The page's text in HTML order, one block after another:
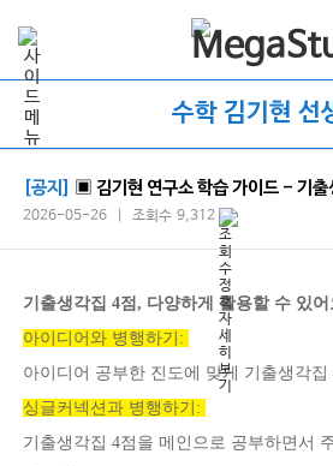
수학 김기현 선
[공지] ▣ 김기현 연구소 학습 가이드 - 기
2026-05-26 | 조회수 9,312
기출생각집 4점, 다양하게 활용할 수 있어
아이디어와 병행하기:
아이디어 공부한 진도에 맞게 기출생각
싱글커넥션과 병행하기:
기출생각집 4점을 메인으로 공부하면서